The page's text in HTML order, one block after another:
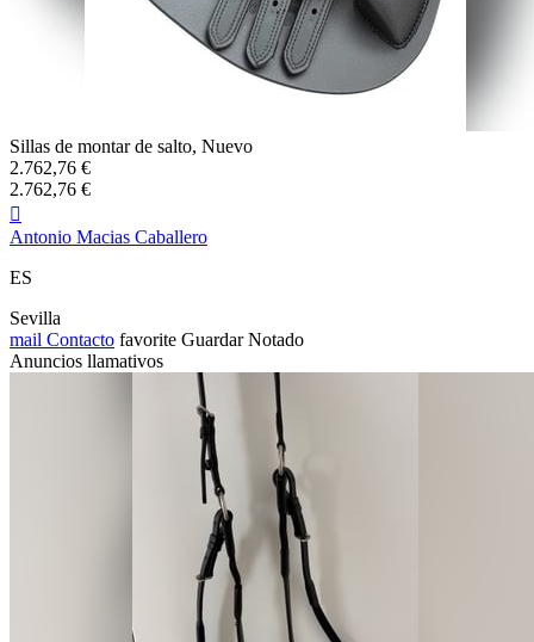
Sillas de montar de salto, Nuevo
2.762,76 €
2.762,76 €

Antonio Macias Caballero
ES
Sevilla
mail Contacto favorite Guardar Notado
Anuncios llamativos